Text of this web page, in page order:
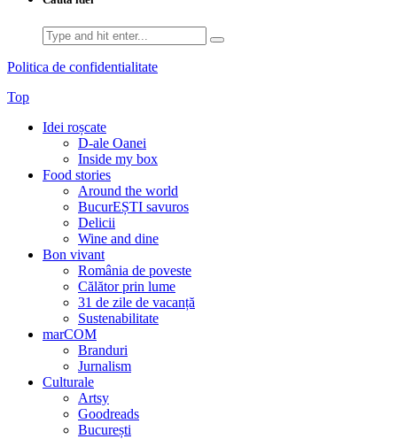
Search
for:
Politica de confidentialitate
Top
Idei roșcate
D-ale Oanei
Inside my box
Food stories
Around the world
BucurEȘTI savuros
Delicii
Wine and dine
Bon vivant
România de poveste
Călător prin lume
31 de zile de vacanță
Sustenabilitate
marCOM
Branduri
Jurnalism
Culturale
Artsy
Goodreads
București